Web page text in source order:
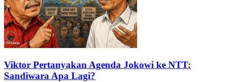
Viktor Pertanyakan Agenda Jokowi ke NTT:
Sandiwara Apa Lagi?